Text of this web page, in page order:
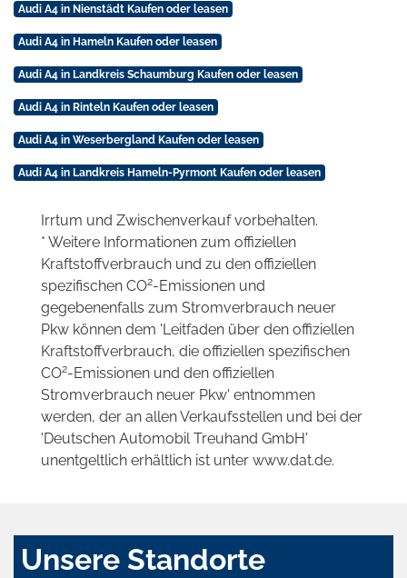
Audi A4 in Nienstädt Kaufen oder leasen
Audi A4 in Hameln Kaufen oder leasen
Audi A4 in Landkreis Schaumburg Kaufen oder leasen
Audi A4 in Rinteln Kaufen oder leasen
Audi A4 in Weserbergland Kaufen oder leasen
Audi A4 in Landkreis Hameln-Pyrmont Kaufen oder leasen
Irrtum und Zwischenverkauf vorbehalten.
* Weitere Informationen zum offiziellen
Kraftstoffverbrauch und zu den offiziellen
spezifischen CO2-Emissionen und
gegebenenfalls zum Stromverbrauch neuer
Pkw können dem 'Leitfaden über den offiziellen
Kraftstoffverbrauch, die offiziellen spezifischen
CO2-Emissionen und den offiziellen
Stromverbrauch neuer Pkw' entnommen
werden, der an allen Verkaufsstellen und bei der
'Deutschen Automobil Treuhand GmbH'
unentgeltlich erhältlich ist unter www.dat.de.
Unsere Standorte